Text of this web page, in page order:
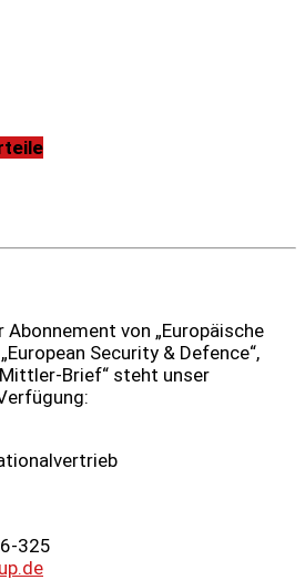
Abonnement von „Europäische
Security & Defence“,
Brief“ steht unser